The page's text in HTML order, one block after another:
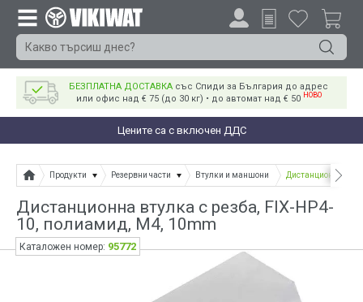
БЕЗПЛАТНА ДОСТАВКА със Спиди за България до адрес
или офис над € 75 (до 30 кг) • до автомат над € 50 НОВО
Цените са с включен ДДС
Продукти Резервни части Втулки и маншони Дистанционна
Дистанционна втулка с резба, FIX-HP4-
10, полиамид, M4, 10mm
Каталожен номер: 95772